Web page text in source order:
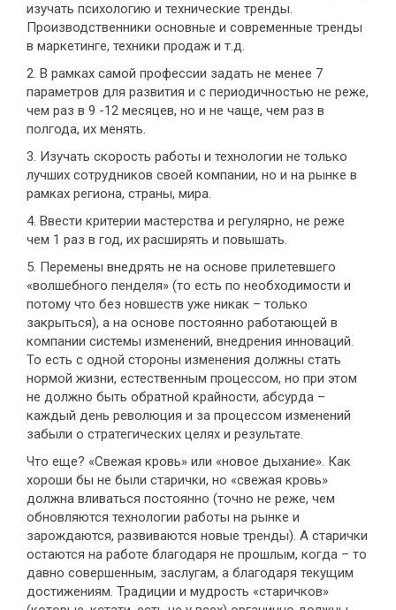
изучать психологию и технические тренды.
Производственники основные и современные тренды
в маркетинге, техники продаж и т.д.
2. В рамках самой профессии задать не менее 7
параметров для развития и с периодичностью не реже,
чем раз в 9 -12 месяцев, но и не чаще, чем раз в
полгода, их менять.
3. Изучать скорость работы и технологии не только
лучших сотрудников своей компании, но и на рынке в
рамках региона, страны, мира.
4. Ввести критерии мастерства и регулярно, не реже
чем 1 раз в год, их расширять и повышать.
5. Перемены внедрять не на основе прилетевшего
«волшебного пенделя» (то есть по необходимости и
потому что без новшеств уже никак – только
закрыться), а на основе постоянно работающей в
компании системы изменений, внедрения инноваций.
То есть с одной стороны изменения должны стать
нормой жизни, естественным процессом, но при этом
не должно быть обратной крайности, абсурда –
каждый день революция и за процессом изменений
забыли о стратегических целях и результате.
Что еще? «Свежая кровь» или «новое дыхание». Как
хороши бы не были старички, но «свежая кровь»
должна вливаться постоянно (точно не реже, чем
обновляются технологии работы на рынке и
зарождаются, развиваются новые тренды). А старички
остаются на работе благодаря не прошлым, когда – то
давно совершенным, заслугам, а благодаря текущим
достижениям. Традиции и мудрость «старичков»